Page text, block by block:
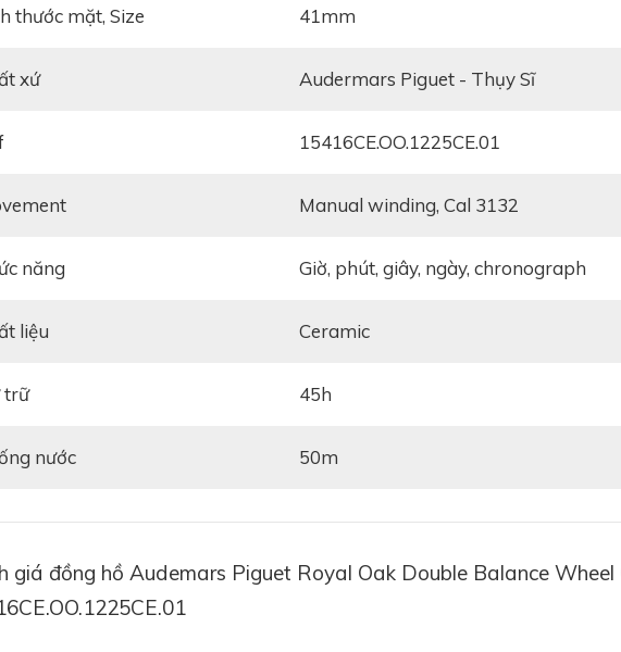
thước mặt, Size 41mm
xứ Audermars Piguet - Thụy Sĩ
15416CE.OO.1225CE.01
manual winding, Cal 3132
năng giờ, phút, giây, ngày, chronograph
liệu ceramic
trữ 45h
nước 50m
giá đồng hồ Audemars Piguet Royal Oak Double Balance Wheel